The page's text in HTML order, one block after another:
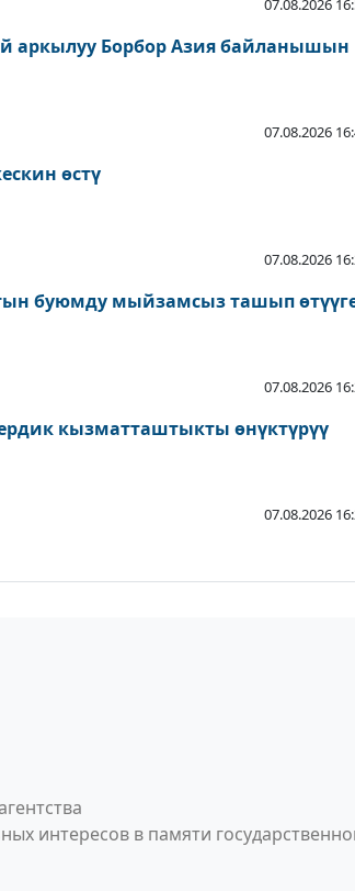
аркылуу Борбор Азия байланышын
07.08.2026
өстү
07.08.2026
буюмду мыйзамсыз ташып
07.08.2026
кызматташтыкты өнүктүрүү
07.08.2026
интересов в памяти